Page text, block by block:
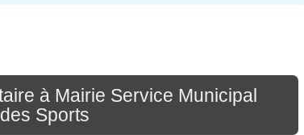
à Mairie Service Municipal
des Sports